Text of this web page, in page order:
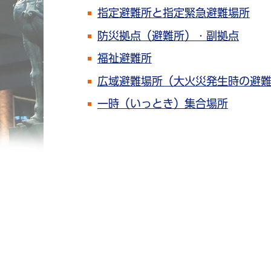
指定避難所と指定緊急避難場所
防災拠点（避難所）・副拠点
福祉避難所
広域避難場所（大火災発生時の避
一時（いっとき）集合場所